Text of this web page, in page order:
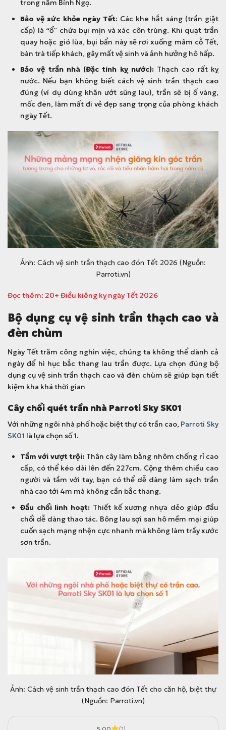
trong năm Bính Ngọ.
Bảo vệ sức khỏe ngày Tết: Các khe hắt sáng (trần giật
cấp) là “ổ” chứa bụi mịn và xác côn trùng. Khi quạt trần
quay hoặc gió lùa, bụi bẩn này sẽ rơi xuống mâm cỗ Tết,
bàn trà tiếp khách, gây mất vệ sinh và ảnh hưởng hô hấp.
Bảo vệ trần nhà (Đặc tính kỵ nước):Thạch cao rất kỵ
nước. Nếu bạn không biết cách vệ sinh trần thạch cao
đúng (ví dụ dùng khăn ướt sũng lau), trần sẽ bị ố vàng,
mốc đen, làm mất đi vẻ đẹp sang trọng của phòng khách
ngày Tết.
Ảnh: Cách vệ sinh trần thạch cao đón Tết 2026 (Nguồn:
Parroti.vn)
Đọc thêm: 20+ Điều kiêng kỵ ngày Tết 2026
Bộ dụng cụ vệ sinh trần thạch cao và
đèn chùm
Ngày Tết trăm công nghìn việc, chúng ta không thể dành cả
ngày để hì hục bắc thang lau trần được. Lựa chọn đúng bộ
dụng cụ vệ sinh trần thạch cao và đèn chùm sẽ giúp bạn tiết
kiệm kha khá thời gian
Cây chổi quét trần nhà Parroti Sky SK01
Với những ngôi nhà phố hoặc biệt thự có trần cao, Parroti Sky
SK01 là lựa chọn số 1.
Tầm với vượt trội: Thân cây làm bằng nhôm chống rỉ cao
cấp, có thể kéo dài lên đến 227cm. Cộng thêm chiều cao
người và tầm với tay, bạn có thể dễ dàng làm sạch trần
nhà cao tới 4m mà không cần bắc thang.
Đầu chổi linh hoạt: Thiết kế xương nhựa dẻo giúp đầu
chổi dễ dàng thao tác. Bông lau sợi san hô mềm mại giúp
cuốn sạch mạng nhện cực nhanh mà không làm trầy xước
sơn trần.
Ảnh: Cách vệ sinh trần thạch cao đón Tết cho căn hộ, biệt thự
(Nguồn: Parroti.vn)